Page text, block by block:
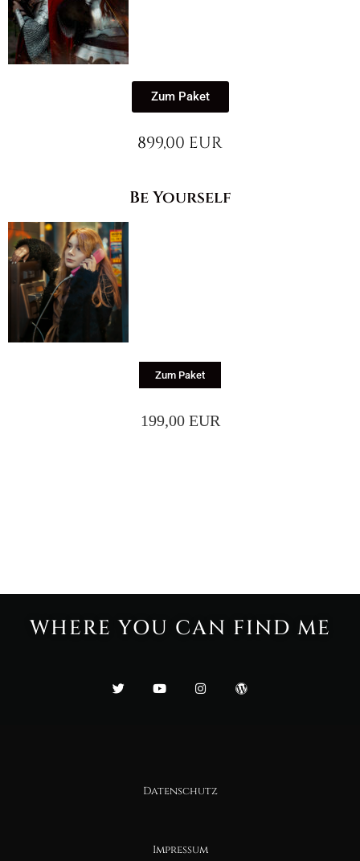
Zum Paket
899,00 EUR
Be Yourself
Zum Paket
199,00 EUR
WHERE YOU CAN FIND ME
Datenschutz
Impressum